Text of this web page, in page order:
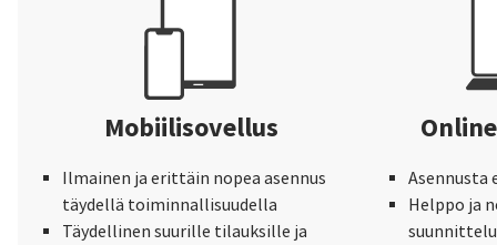
Mobiilisovellus
Ilmainen ja erittäin nopea asennus
täydellä toiminnallisuudella
Täydellinen suurille tilauksille ja
Asennusta
Helppo ja